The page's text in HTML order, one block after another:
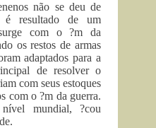
não se deu de
é resultado de um
com o ?m da
os restos de armas
adaptados para a
de resolver o
com seus estoques
com o ?m da guerra.
mundial, ?cou